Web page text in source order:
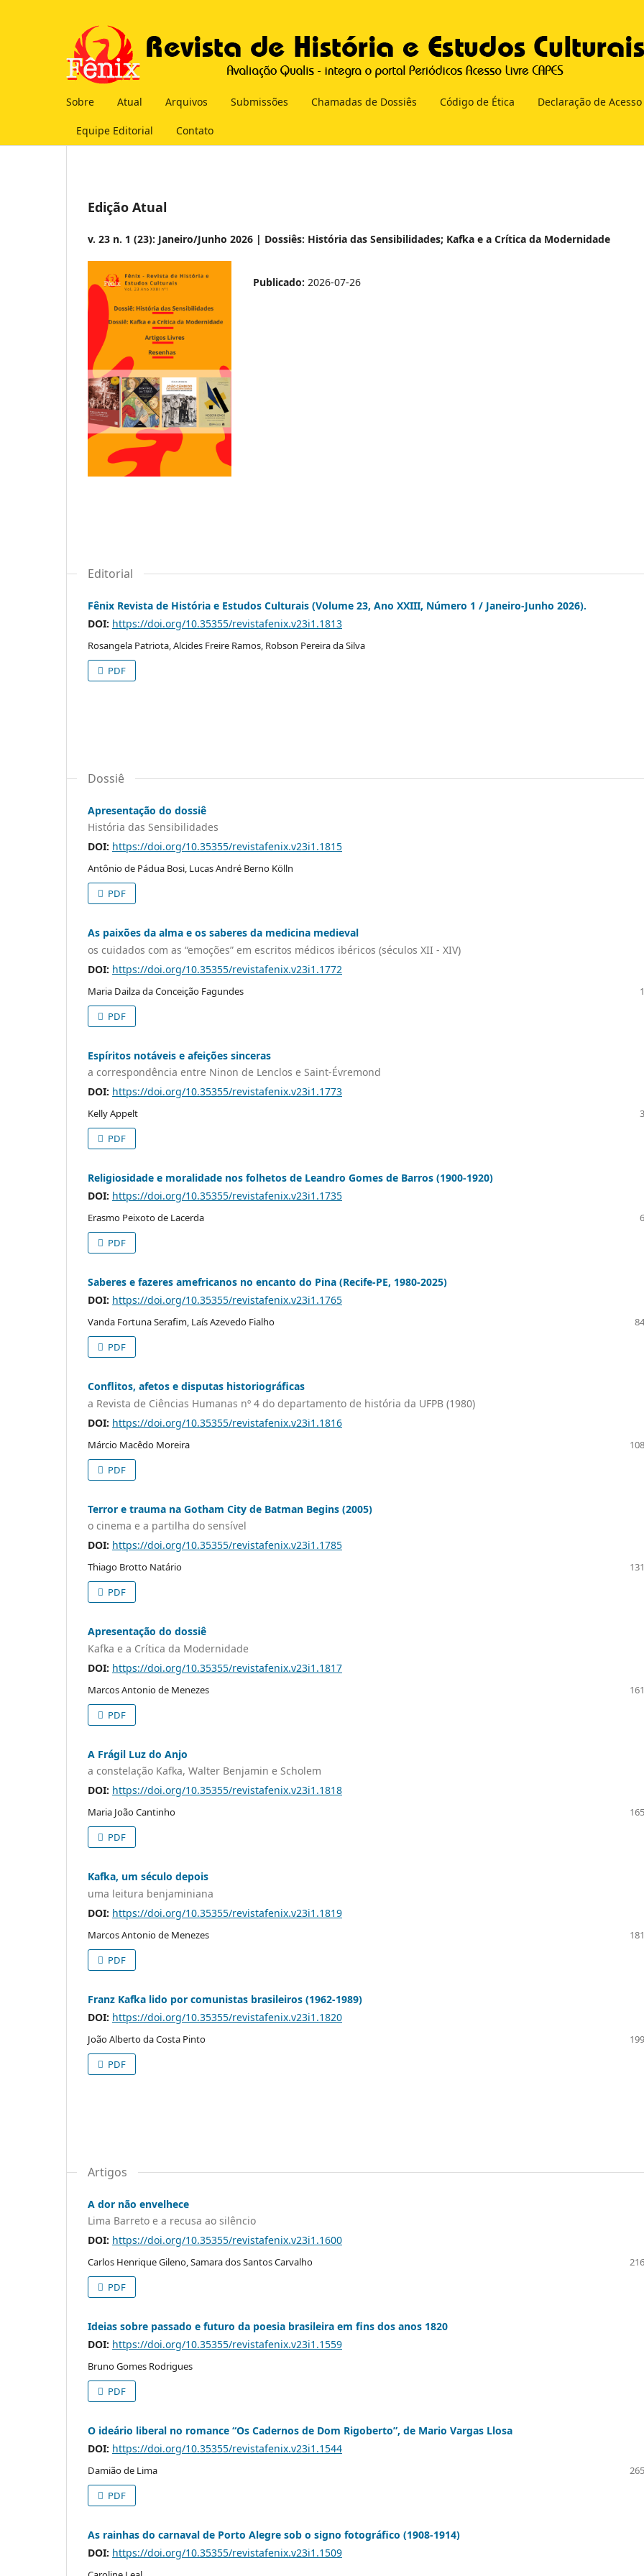
Sobre Atual Arquivos Submissões Chamadas de Dossiês Código de Ética Declaração de
Equipe Editorial Contato
Edição Atual
v. 23 n. 1 (23): Janeiro/Junho 2026 | Dossiês: História das Sensibilidades; Kafka e a Crítica da Modernidade
Publicado: 2026-07-26
Editorial
Fênix Revista de História e Estudos Culturais (Volume 23, Ano XXIII, Número 1 / Janeiro-Junho 2026).
DOI: https://doi.org/10.35355/revistafenix.v23i1.1813
Rosangela Patriota, Alcides Freire Ramos, Robson Pereira da Silva
PDF
Dossiê
Apresentação do dossiê
História das Sensibilidades
DOI: https://doi.org/10.35355/revistafenix.v23i1.1815
Antônio de Pádua Bosi, Lucas André Berno Kölln
PDF
As paixões da alma e os saberes da medicina medieval
os cuidados com as “emoções” em escritos médicos ibéricos (séculos XII - XIV)
DOI: https://doi.org/10.35355/revistafenix.v23i1.1772
Maria Dailza da Conceição Fagundes
PDF
Espíritos notáveis e afeições sinceras
a correspondência entre Ninon de Lenclos e Saint-Évremond
DOI: https://doi.org/10.35355/revistafenix.v23i1.1773
Kelly Appelt
PDF
Religiosidade e moralidade nos folhetos de Leandro Gomes de Barros (1900-1920)
DOI: https://doi.org/10.35355/revistafenix.v23i1.1735
Erasmo Peixoto de Lacerda
PDF
Saberes e fazeres amefricanos no encanto do Pina (Recife-PE, 1980-2025)
DOI: https://doi.org/10.35355/revistafenix.v23i1.1765
Vanda Fortuna Serafim, Laís Azevedo Fialho
PDF
Conflitos, afetos e disputas historiográficas
a Revista de Ciências Humanas nº 4 do departamento de história da UFPB (1980)
DOI: https://doi.org/10.35355/revistafenix.v23i1.1816
Márcio Macêdo Moreira
PDF
Terror e trauma na Gotham City de Batman Begins (2005)
o cinema e a partilha do sensível
DOI: https://doi.org/10.35355/revistafenix.v23i1.1785
Thiago Brotto Natário
PDF
Apresentação do dossiê
Kafka e a Crítica da Modernidade
DOI: https://doi.org/10.35355/revistafenix.v23i1.1817
Marcos Antonio de Menezes
PDF
A Frágil Luz do Anjo
a constelação Kafka, Walter Benjamin e Scholem
DOI: https://doi.org/10.35355/revistafenix.v23i1.1818
Maria João Cantinho
PDF
Kafka, um século depois
uma leitura benjaminiana
DOI: https://doi.org/10.35355/revistafenix.v23i1.1819
Marcos Antonio de Menezes
PDF
Franz Kafka lido por comunistas brasileiros (1962-1989)
DOI: https://doi.org/10.35355/revistafenix.v23i1.1820
João Alberto da Costa Pinto
PDF
Artigos
A dor não envelhece
Lima Barreto e a recusa ao silêncio
DOI: https://doi.org/10.35355/revistafenix.v23i1.1600
Carlos Henrique Gileno, Samara dos Santos Carvalho
PDF
Ideias sobre passado e futuro da poesia brasileira em fins dos anos 1820
DOI: https://doi.org/10.35355/revistafenix.v23i1.1559
Bruno Gomes Rodrigues
PDF
O ideário liberal no romance “Os Cadernos de Dom Rigoberto”, de Mario Vargas Llosa
DOI: https://doi.org/10.35355/revistafenix.v23i1.1544
Damião de Lima
PDF
As rainhas do carnaval de Porto Alegre sob o signo fotográfico (1908-1914)
DOI: https://doi.org/10.35355/revistafenix.v23i1.1509